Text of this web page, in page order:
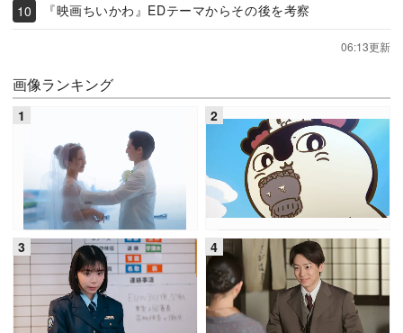
『映画ちいかわ』EDテーマからその後を考察
06:13更新
画像ランキング